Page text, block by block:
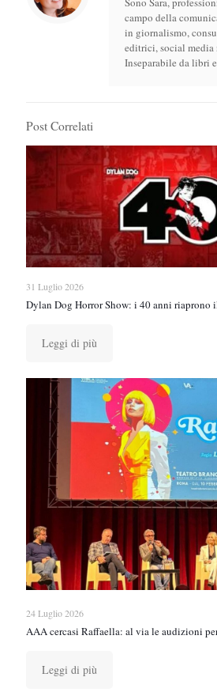
campo della
in giornalismo,
editrici, social media
Inseparabile da libri
Post Correlati
31 Luglio 2026
Dylan Dog Horror Show: i 40 anni riaprono
Leggi di più
24 Luglio 2026
AAA cercasi Raffaella: al via le audizioni
Leggi di più